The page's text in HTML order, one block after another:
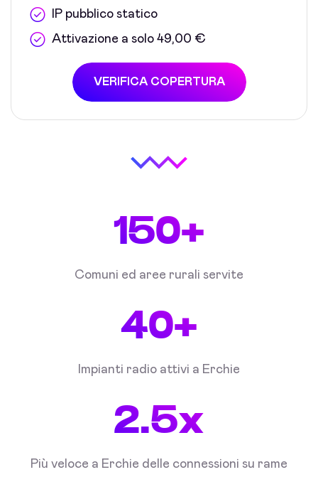
IP pubblico statico
Attivazione a solo 49,00 €
VERIFICA COPERTURA
150+
Comuni ed aree rurali servite
40+
Impianti radio attivi a Erchie
2.5x
Più veloce a Erchie delle connessioni su rame